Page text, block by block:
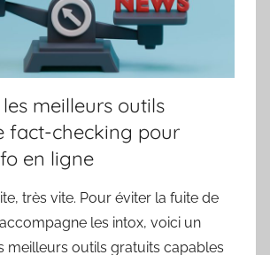
meilleurs outils
fact-checking pour
en ligne
très vite. Pour éviter la fuite de
les intox, voici un
meilleurs outils gratuits capables